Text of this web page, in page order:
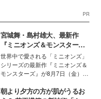
PR
宮城舞・島村雄大、最新作
『ミニオンズ＆モンスター
ズ』の魅力熱弁 ハチャメチャ
だけじゃない“友情と絆”に感
動
世界中で愛される「ミニオンズ」
シリーズの最新作『ミニオンズ＆
モンスターズ』が8月7日（金）に
ニオン好き”という共通点を持つモ
朝より夕方の方が肌がうるお